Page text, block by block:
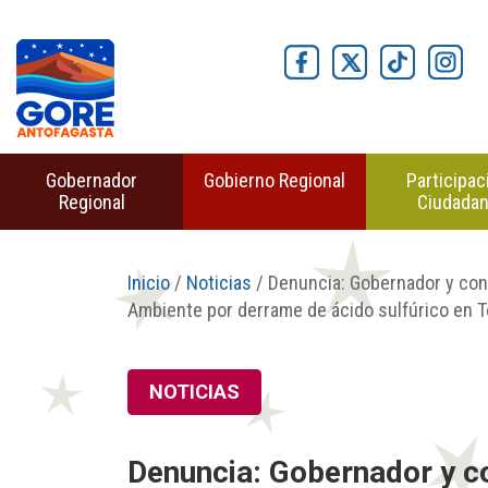
Gobernador
Regional
Gobierno Regional
Inicio/ Noticias / Denuncia: Gobernador y
Ambiente por derrame de ácido sulfúrico en
NOTICIAS
Denuncia: Gobernador y